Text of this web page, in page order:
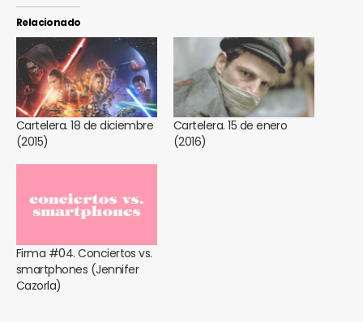
Relacionado
Cartelera. 18 de diciembre
(2015)
Cartelera. 15 de enero
(2016)
Firma #04. Conciertos vs.
smartphones (Jennifer
Cazorla)